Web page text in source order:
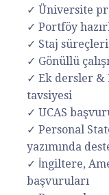
✓ Üniversite
✓ Portföy
✓ Staj süreçleri
✓ Gönüllü
✓ Ek dersler &
tavsiyesi
✓ UCAS
✓ Personal
yazımında
✓ İngiltere,
başvuruları